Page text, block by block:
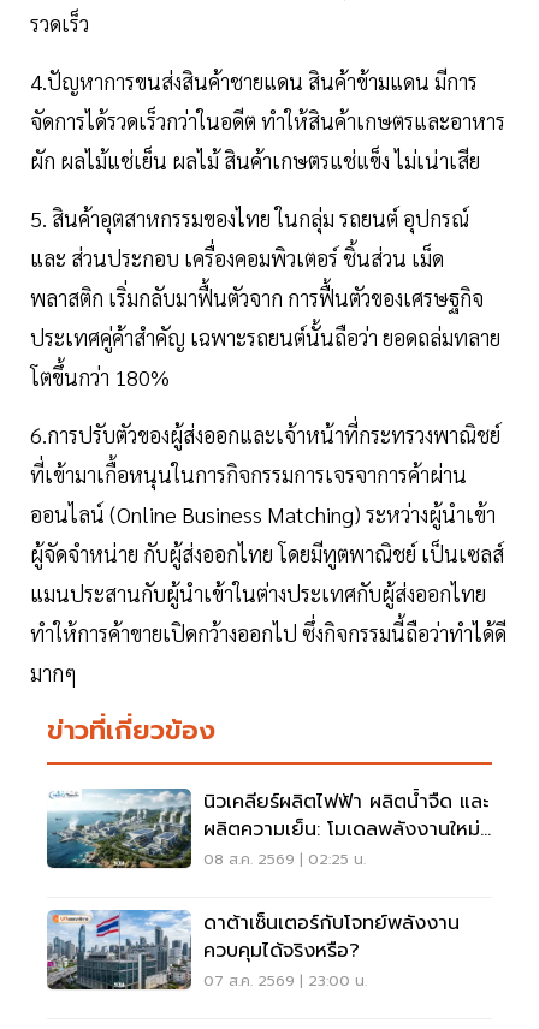
รวดเร็ว
4.ปัญหาการขนส่งสินค้าชายแดน สินค้าข้ามแดน มีการ
จัดการได้รวดเร็วกว่าในอดีต ทำให้สินค้าเกษตรและอาหาร
ผัก ผลไม้แช่เย็น ผลไม้ สินค้าเกษตรแช่แข็ง ไม่เน่าเสีย
5. สินค้าอุตสาหกรรมของไทย ในกลุ่ม รถยนต์ อุปกรณ์
และ ส่วนประกอบ เครื่องคอมพิวเตอร์ ชิ้นส่วน เม็ด
พลาสติก เริ่มกลับมาฟื้นตัวจาก การฟื้นตัวของเศรษฐกิจ
ประเทศคู่ค้าสําคัญ เฉพาะรถยนต์นั้นถือว่า ยอดถล่มทลาย
โตขึ้นกว่า 180%
6.การปรับตัวของผู้ส่งออกและเจ้าหน้าที่กระทรวงพาณิชย์
ที่เข้ามาเกื้อหนุนในการกิจกรรมการเจรจาการค้าผ่าน
ออนไลน์ (Online Business Matching) ระหว่างผู้นําเข้า
ผู้จัดจําหน่าย กับผู้ส่งออกไทย โดยมีทูตพาณิชย์ เป็นเซลส์
แมนประสานกับผู้นําเข้าในต่างประเทศกับผู้ส่งออกไทย
ทำให้การค้าขายเปิดกว้างออกไป ซึ่งกิจกรรมนี้ถือว่าทำได้ดี
มากๆ
ข่าวที่เกี่ยวข้อง
นิวเคลียร์ผลิตไฟฟ้า ผลิตน้ำจืด และ
ผลิตความเย็น: โมเดลพลังงานใหม่
สำหรับ AI Data Center แห่ง
08 ส.ค. 2569 | 02:25 น.
ดาต้าเซ็นเตอร์กับโจทย์พลังงาน
ควบคุมได้จริงหรือ?
07 ส.ค. 2569 | 23:00 น.